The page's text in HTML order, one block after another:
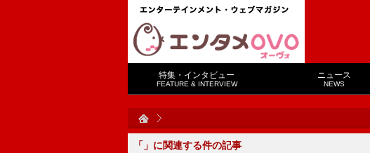
特集・インタビュー
FEATURE & INTERVIEW
ニュース
NEWS
「 」に関連する件の記事